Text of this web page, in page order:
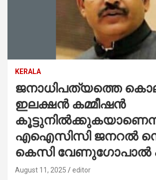
KERALA
ജനാധിപത്യത്തെ
ഇലക്ഷൻ കമ്മീഷൻ
എഐസിസി ജനറൽ
കെസി വേണുഗോപാൽ
August 11, 2025 editor